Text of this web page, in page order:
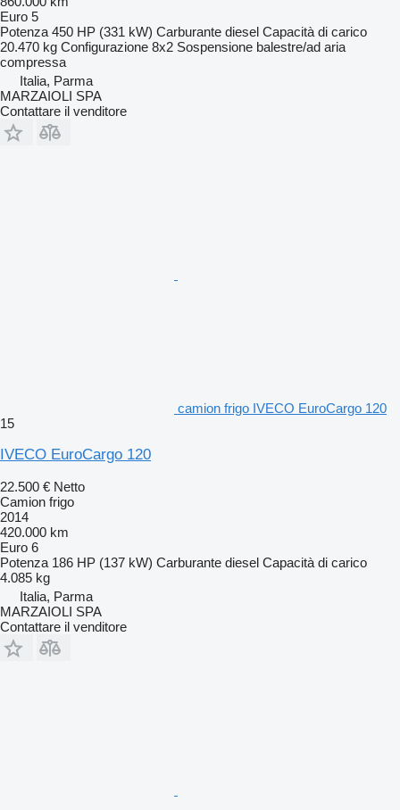
Euro 5
Potenza 450 HP (331 kW) Carburante diesel Capacità di carico
20.470 kg Configurazione 8x2 Sospensione balestre/ad aria
compressa
Italia, Parma
MARZAIOLI SPA
Contattare il venditore
camion frigo IVECO EuroCargo 120
15
IVECO EuroCargo 120
22.500 € Netto
Camion frigo
2014
420.000 km
Euro 6
Potenza 186 HP (137 kW) Carburante diesel Capacità di carico
4.085 kg
Italia, Parma
MARZAIOLI SPA
Contattare il venditore